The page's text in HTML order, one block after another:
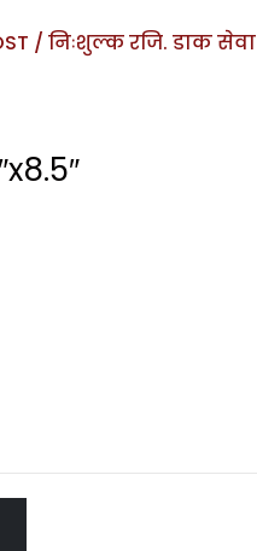
/ निःशुल्क रजि. डाक सेवा